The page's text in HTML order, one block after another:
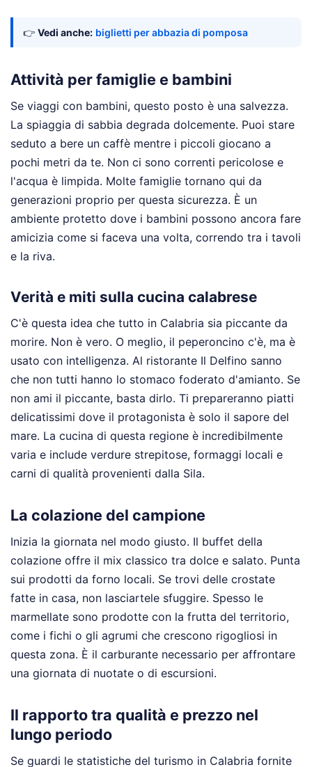
👉 Vedi anche: biglietti per abbazia di pomposa
Attività per famiglie e bambini
Se viaggi con bambini, questo posto è una salvezza.
La spiaggia di sabbia degrada dolcemente. Puoi stare
seduto a bere un caffè mentre i piccoli giocano a
pochi metri da te. Non ci sono correnti pericolose e
l'acqua è limpida. Molte famiglie tornano qui da
generazioni proprio per questa sicurezza. È un
ambiente protetto dove i bambini possono ancora fare
amicizia come si faceva una volta, correndo tra i tavoli
e la riva.
Verità e miti sulla cucina calabrese
C'è questa idea che tutto in Calabria sia piccante da
morire. Non è vero. O meglio, il peperoncino c'è, ma è
usato con intelligenza. Al ristorante Il Delfino sanno
che non tutti hanno lo stomaco foderato d'amianto. Se
non ami il piccante, basta dirlo. Ti prepareranno piatti
delicatissimi dove il protagonista è solo il sapore del
mare. La cucina di questa regione è incredibilmente
varia e include verdure strepitose, formaggi locali e
carni di qualità provenienti dalla Sila.
La colazione del campione
Inizia la giornata nel modo giusto. Il buffet della
colazione offre il mix classico tra dolce e salato. Punta
sui prodotti da forno locali. Se trovi delle crostate
fatte in casa, non lasciartele sfuggire. Spesso le
marmellate sono prodotte con la frutta del territorio,
come i fichi o gli agrumi che crescono rigogliosi in
questa zona. È il carburante necessario per affrontare
una giornata di nuotate o di escursioni.
Il rapporto tra qualità e prezzo nel
lungo periodo
Se guardi le statistiche del turismo in Calabria fornite